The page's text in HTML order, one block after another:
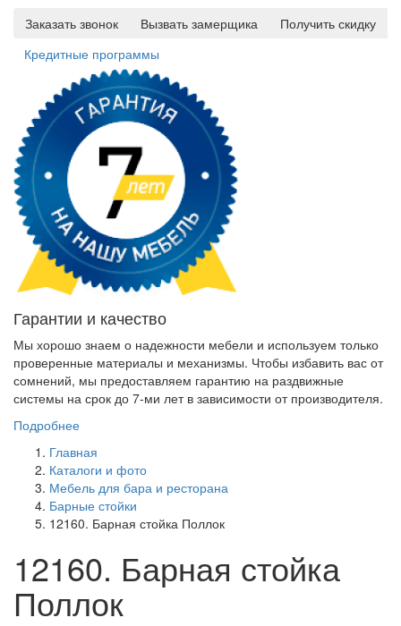
Заказать звонок
Вызвать замерщика
Получить скидку
Кредитные программы
Гарантии и качество
Мы хорошо знаем о надежности мебели и используем только
проверенные материалы и механизмы. Чтобы избавить вас от
сомнений, мы предоставляем гарантию на раздвижные
системы на срок до 7-ми лет в зависимости от производителя.
Подробнее
Главная
Каталоги и фото
Мебель для бара и ресторана
Барные стойки
12160. Барная стойка Поллок
12160. Барная стойка
Поллок